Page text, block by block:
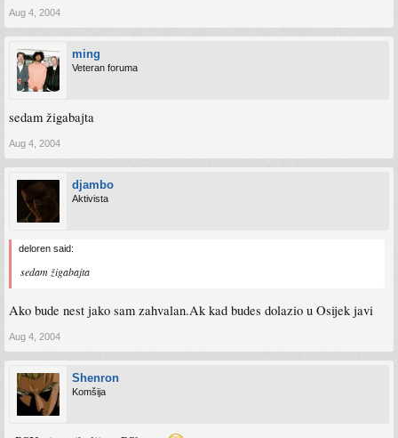
Aug 4, 2004
ming
Veteran foruma
sedam žigabajta
Aug 4, 2004
djambo
Aktivista
deloren said:
sedam žigabajta
Ako bude nest jako sam zahvalan.Ak kad budes dolazio u Osijek javi
Aug 4, 2004
Shenron
Komšija